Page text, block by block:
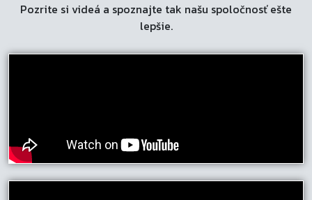
Pozrite si videá a spoznajte tak našu spoločnosť ešte
lepšie.